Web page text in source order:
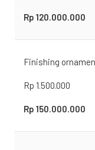
Rp 120.000.000
Finishing
Rp 1.500.000
Rp 150.000.000